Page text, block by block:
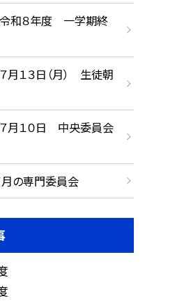
和８年度 一学期終
月１３日（月） 生徒朝
月１０日 中央委員会
の専門委員会